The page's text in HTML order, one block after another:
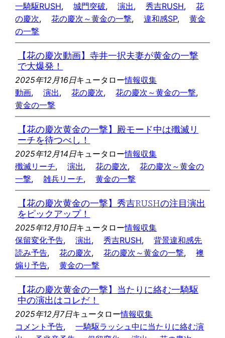
一騎駆RUSH, 城門突破, 演出, 秀吉RUSH,
花
の慶次, 花の慶次～黄金の一撃, 違和感SP,
黄金
の一撃
【花の慶次動画】寺井一択夫妻が黄金の一撃
で大爆発！
2025年12月16日キュータロー情報収集
動画, 演出, 花の慶次, 花の慶次～黄金の一撃
黄金の一撃
【花の慶次黄金の一撃】殿モード中は殲滅リ
ーチを待つべし！
2025年12月14日キュータロー情報収集
殲滅リーチ, 演出, 花の慶次,
花の慶次～黄金の
一撃, 雑兵リーチ, 黄金の一撃
【花の慶次黄金の一撃】秀吉RUSHの注目演出
をピックアップ！
2025年12月10日キュータロー情報収集
保留変化予告, 演出, 秀吉RUSH,
背景違和感先
読み予告, 花の慶次, 花の慶次～黄金の一撃,
襖
煽り予告, 黄金の一撃
【花の慶次黄金の一撃】当たりに絡む一騎駆
中の演出はコレだ！
2025年12月7日キュータロー情報収集
コメント予告,
一騎駆ラッシュ中に当たりに絡む演